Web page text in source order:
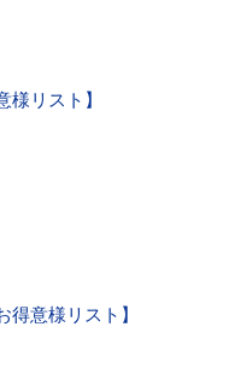
リスト】
意様リスト】